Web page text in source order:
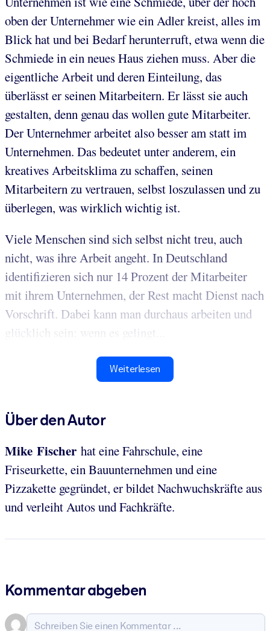
oben der Unternehmer wie ein Adler kreist, alles im
Blick hat und bei Bedarf herunterruft, etwa wenn die
Schmiede in ein neues Haus ziehen muss. Aber die
eigentliche Arbeit und deren Einteilung, das
überlässt er seinen Mitarbeitern. Er lässt sie auch
gestalten, denn genau das wollen gute Mitarbeiter.
Der Unternehmer arbeitet also besser am statt im
Unternehmen. Das bedeutet unter anderem, ein
kreatives Arbeitsklima zu schaffen, seinen
Mitarbeitern zu vertrauen, selbst loszulassen und zu
überlegen, was wirklich wichtig ist.
Viele Menschen sind sich selbst nicht treu, auch
nicht, was ihre Arbeit angeht. In Deutschland
identifizieren sich nur 14 Prozent der Mitarbeiter
mit ihrem Unternehmen, der Rest macht Dienst nach
Vorschrift. Dabei kann man durchaus arbeiten und
glücklich sein: wenn es gelingt...
Weiterlesen
Über den Autor
Mike Fischer hat eine Fahrschule, eine
Friseurkette, ein Bauunternehmen und eine
Pizzakette gegründet, er bildet Nachwuchskräfte aus
und verleiht Autos und Fachkräfte.
Kommentar abgeben